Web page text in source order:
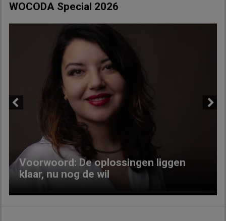
WOCODA Special 2026
Voorwoord: De oplossingen liggen
klaar, nu nog de wil